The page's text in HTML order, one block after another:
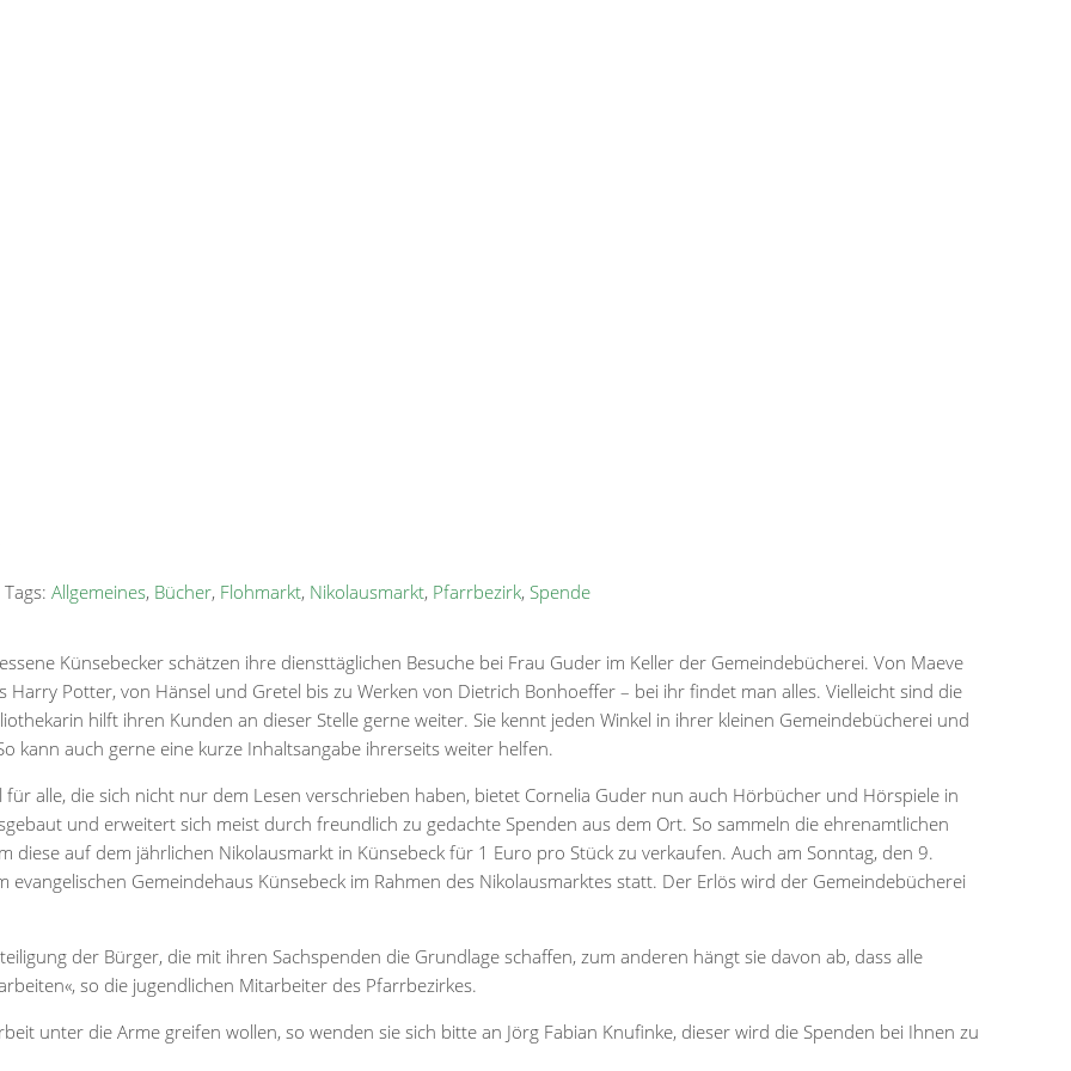
Allgemeines, Bücher, Flohmarkt, Nikolausmarkt, Pfarrbezirk, Spende
Künsebecker schätzen ihre diensttäglichen Besuche bei Frau Guder im Keller der Gemeindebücherei. Von Maeve
Harry Potter, von Hänsel und Gretel bis zu Werken von Dietrich Bonhoeffer – bei ihr findet man alles. Vielleicht sind die
hilft ihren Kunden an dieser Stelle gerne weiter. Sie kennt jeden Winkel in ihrer kleinen Gemeindebücherei und
kann auch gerne eine kurze Inhaltsangabe ihrerseits weiter helfen.
für alle, die sich nicht nur dem Lesen verschrieben haben, bietet Cornelia Guder nun auch Hörbücher und Hörspiele in
und erweitert sich meist durch freundlich zu gedachte Spenden aus dem Ort. So sammeln die ehrenamtlichen
diese auf dem jährlichen Nikolausmarkt in Künsebeck für 1 Euro pro Stück zu verkaufen. Auch am Sonntag, den 9.
Gemeindehaus Künsebeck im Rahmen des Nikolausmarktes statt. Der Erlös wird der Gemeindebücherei
der Bürger, die mit ihren Sachspenden die Grundlage schaffen, zum anderen hängt sie davon ab, dass alle
so die jugendlichen Mitarbeiter des Pfarrbezirkes.
unter die Arme greifen wollen, so wenden sie sich bitte an Jörg Fabian Knufinke, dieser wird die Spenden bei Ihnen zu